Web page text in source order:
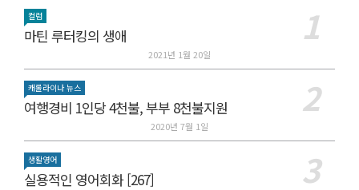
컬럼
마틴 루터킹의 생애
2021년 1월 20일
캐롤라이나 뉴스
여행경비 1인당 4천불, 부부 8천불지원
2020년 7월 1일
생활영어
실용적인 영어회화 [267]